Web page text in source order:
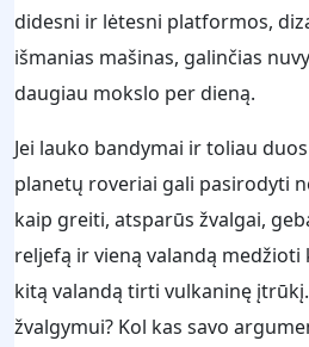
didesni ir lėtesni platformos,
išmanias mašinas, galinčias
daugiau mokslo per dieną.
Jei lauko bandymai ir toliau
planetų roveriai gali pasirodyti
kaip greiti, atsparūs žvalgai,
reljefą ir vieną valandą
kitą valandą tirti vulkaninę
žvalgymui? Kol kas savo